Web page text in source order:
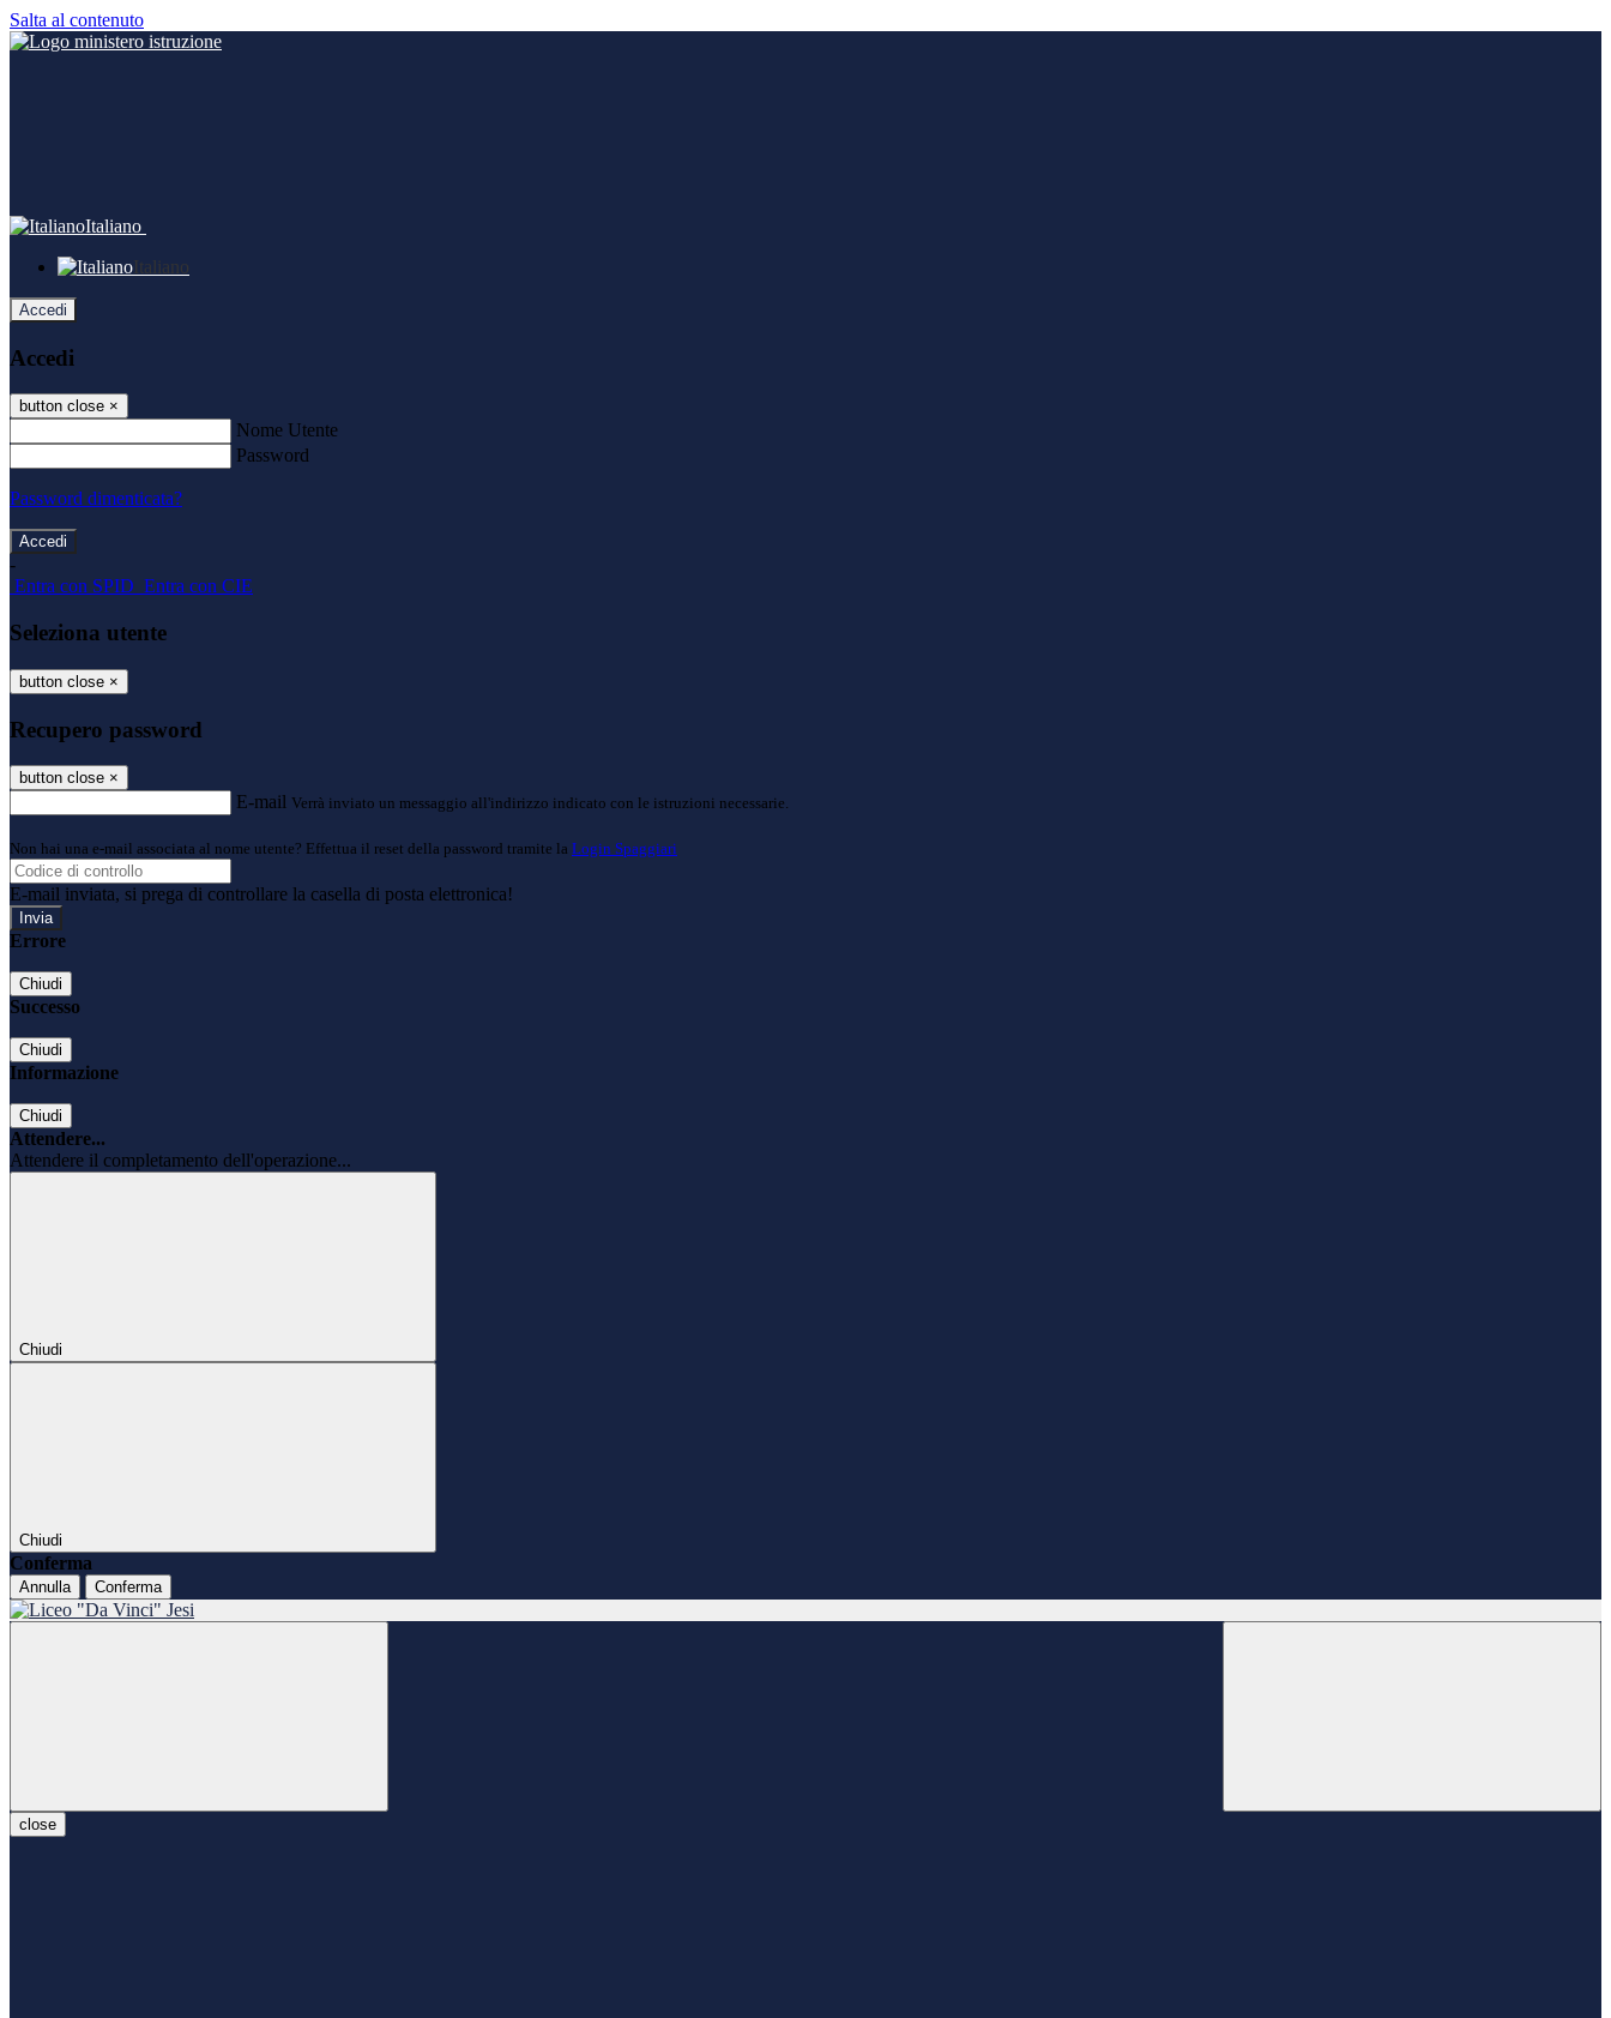
Salta al contenuto
Italiano
Italiano
Accedi
Accedi
button close ×
Nome Utente
Password
Password dimenticata?
-
Entra con SPID Entra con CIE
Seleziona utente
button close ×
Recupero password
button close ×
E-mail Verrà inviato un messaggio all'indirizzo indicato con le istruzioni necessarie.
Non hai una e-mail associata al nome utente? Effettua il reset della password tramite la Login Spaggiari
E-mail inviata, si prega di controllare la casella di posta elettronica!
Errore
Chiudi
Successo
Chiudi
Informazione
Chiudi
Attendere...
Attendere il completamento dell'operazione...
Chiudi
Chiudi
Conferma
Annulla Conferma
close